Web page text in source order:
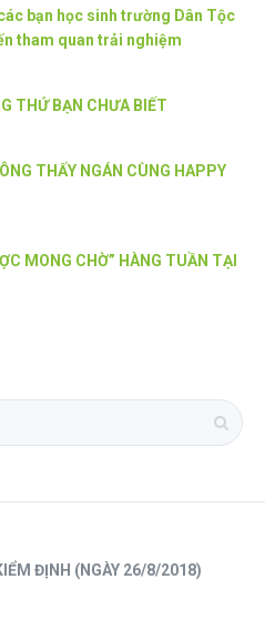
bạn học sinh trường Dân Tộc
tham quan trải nghiệm
THỨ BẠN CHƯA BIẾT
THẤY NGÁN CÙNG HAPPY
MONG CHỜ” HÀNG TUẦN TẠI
ĐỊNH (NGÀY 26/8/2018)